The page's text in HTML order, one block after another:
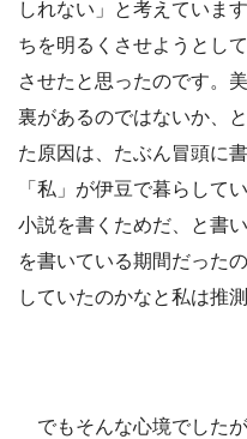
しれない」と考えていま
ちを明るくさせようとし
させたと思ったのです。
裏があるのではないか、
た原因は、たぶん冒頭に
「私」が伊豆で暮らして
小説を書くためだ、と書
を書いている期間だった
していたのかなと私は推
でもそんな心境でした